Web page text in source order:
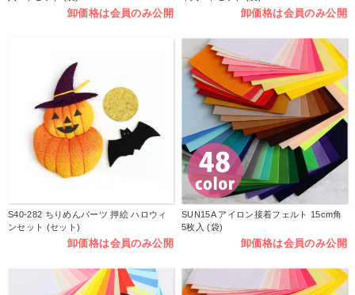
卸価格は会員のみ公開 卸価格は会員のみ公開
S40-282 ちりめんパーツ 押絵 ハロウィ
ンセット (セット)
卸価格は会員のみ公開
SUN15A アイロン接着フェルト 15cm角
5枚入 (袋)
卸価格は会員のみ公開